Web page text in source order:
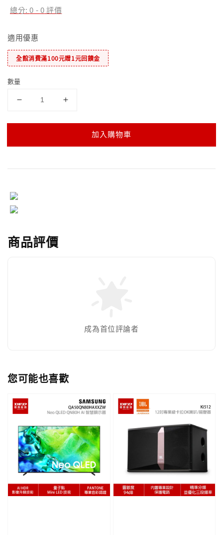
總分:0 -0評價
適用優惠
全館消費滿100元贈1元回饋金
數量
加入購物車
商品評價
成為首位評論者
您可能也喜歡